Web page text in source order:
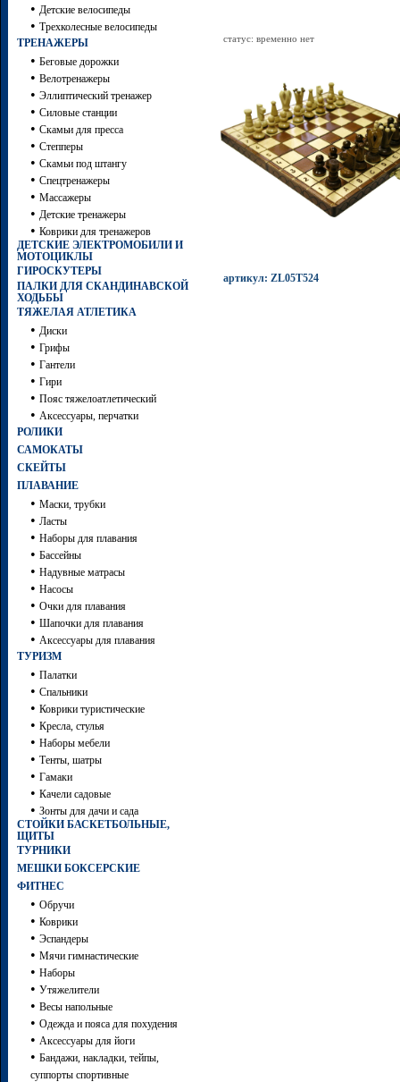
• Детские велосипеды
• Трехколесные велосипеды
ТРЕНАЖЕРЫ
• Беговые дорожки
• Велотренажеры
• Эллиптический тренажер
• Силовые станции
• Скамьи для пресса
• Степперы
• Скамьи под штангу
• Спецтренажеры
• Массажеры
• Детские тренажеры
• Коврики для тренажеров
ДЕТСКИЕ ЭЛЕКТРОМОБИЛИ И
МОТОЦИКЛЫ
ГИРОСКУТЕРЫ
ПАЛКИ ДЛЯ СКАНДИНАВСКОЙ
ХОДЬБЫ
ТЯЖЕЛАЯ АТЛЕТИКА
• Диски
• Грифы
• Гантели
• Гири
• Пояс тяжелоатлетический
• Аксессуары, перчатки
РОЛИКИ
САМОКАТЫ
СКЕЙТЫ
ПЛАВАНИЕ
• Маски, трубки
• Ласты
• Наборы для плавания
• Бассейны
• Надувные матрасы
• Насосы
• Очки для плавания
• Шапочки для плавания
• Аксессуары для плавания
ТУРИЗМ
• Палатки
• Спальники
• Коврики туристические
• Кресла, стулья
• Наборы мебели
• Тенты, шатры
• Гамаки
• Качели садовые
• Зонты для дачи и сада
СТОЙКИ БАСКЕТБОЛЬНЫЕ,
ЩИТЫ
ТУРНИКИ
МЕШКИ БОКСЕРСКИЕ
ФИТНЕС
• Обручи
• Коврики
• Эспандеры
• Мячи гимнастические
• Наборы
• Утяжелители
• Весы напольные
• Одежда и пояса для похудения
• Аксессуары для йоги
• Бандажи, накладки, тейпы,
суппорты спортивные
статус: временно нет
артикул: ZL05T524